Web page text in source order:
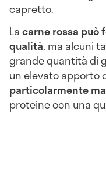
capretto.
Lacarne rossa può
qualità, ma alcuni
grande quantità di
un elevato apporto
particolarmente
proteine con una